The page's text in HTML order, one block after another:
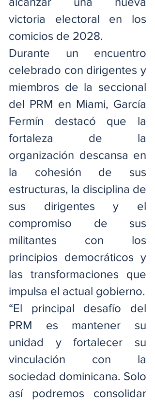
victoria electoral en los
comicios de 2028.
Durante un encuentro
celebrado con dirigentes y
miembros de la seccional
del PRM en Miami, García
Fermín destacó que la
fortaleza de la
organización descansa en
la cohesión de sus
estructuras, la disciplina de
sus dirigentes y el
compromiso de sus
militantes con los
principios democráticos y
las transformaciones que
impulsa el actual gobierno.
“El principal desafío del
PRM es mantener su
unidad y fortalecer su
vinculación con la
sociedad dominicana. Solo
así podremos consolidar